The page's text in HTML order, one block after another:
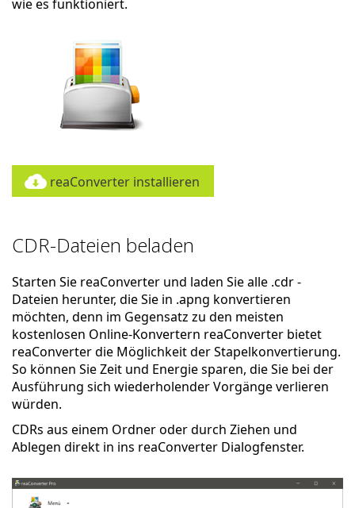
wie es funktioniert.
reaConverter installieren
CDR-Dateien beladen
Starten Sie reaConverter und laden Sie alle .cdr -
Dateien herunter, die Sie in .apng konvertieren
möchten, denn im Gegensatz zu den meisten
kostenlosen Online-Konvertern reaConverter bietet
reaConverter die Möglichkeit der Stapelkonvertierung.
So können Sie Zeit und Energie sparen, die Sie bei der
Ausführung sich wiederholender Vorgänge verlieren
würden.
CDRs aus einem Ordner oder durch Ziehen und
Ablegen direkt in ins reaConverter Dialogfenster.